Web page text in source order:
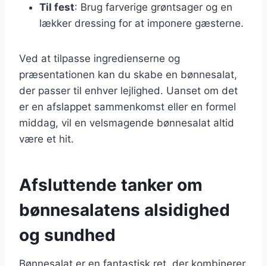
Til fest: Brug farverige grøntsager og en
lækker dressing for at imponere gæsterne.
Ved at tilpasse ingredienserne og
præsentationen kan du skabe en bønnesalat,
der passer til enhver lejlighed. Uanset om det
er en afslappet sammenkomst eller en formel
middag, vil en velsmagende bønnesalat altid
være et hit.
Afsluttende tanker om
bønnesalatens alsidighed
og sundhed
Bønnesalat er en fantastisk ret, der kombinerer